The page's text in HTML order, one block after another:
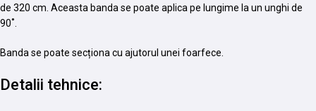
de 320 cm. Aceasta banda se poate aplica pe lungime la un unghi de
90˚.
Banda se poate secționa cu ajutorul unei foarfece.
Detalii tehnice: